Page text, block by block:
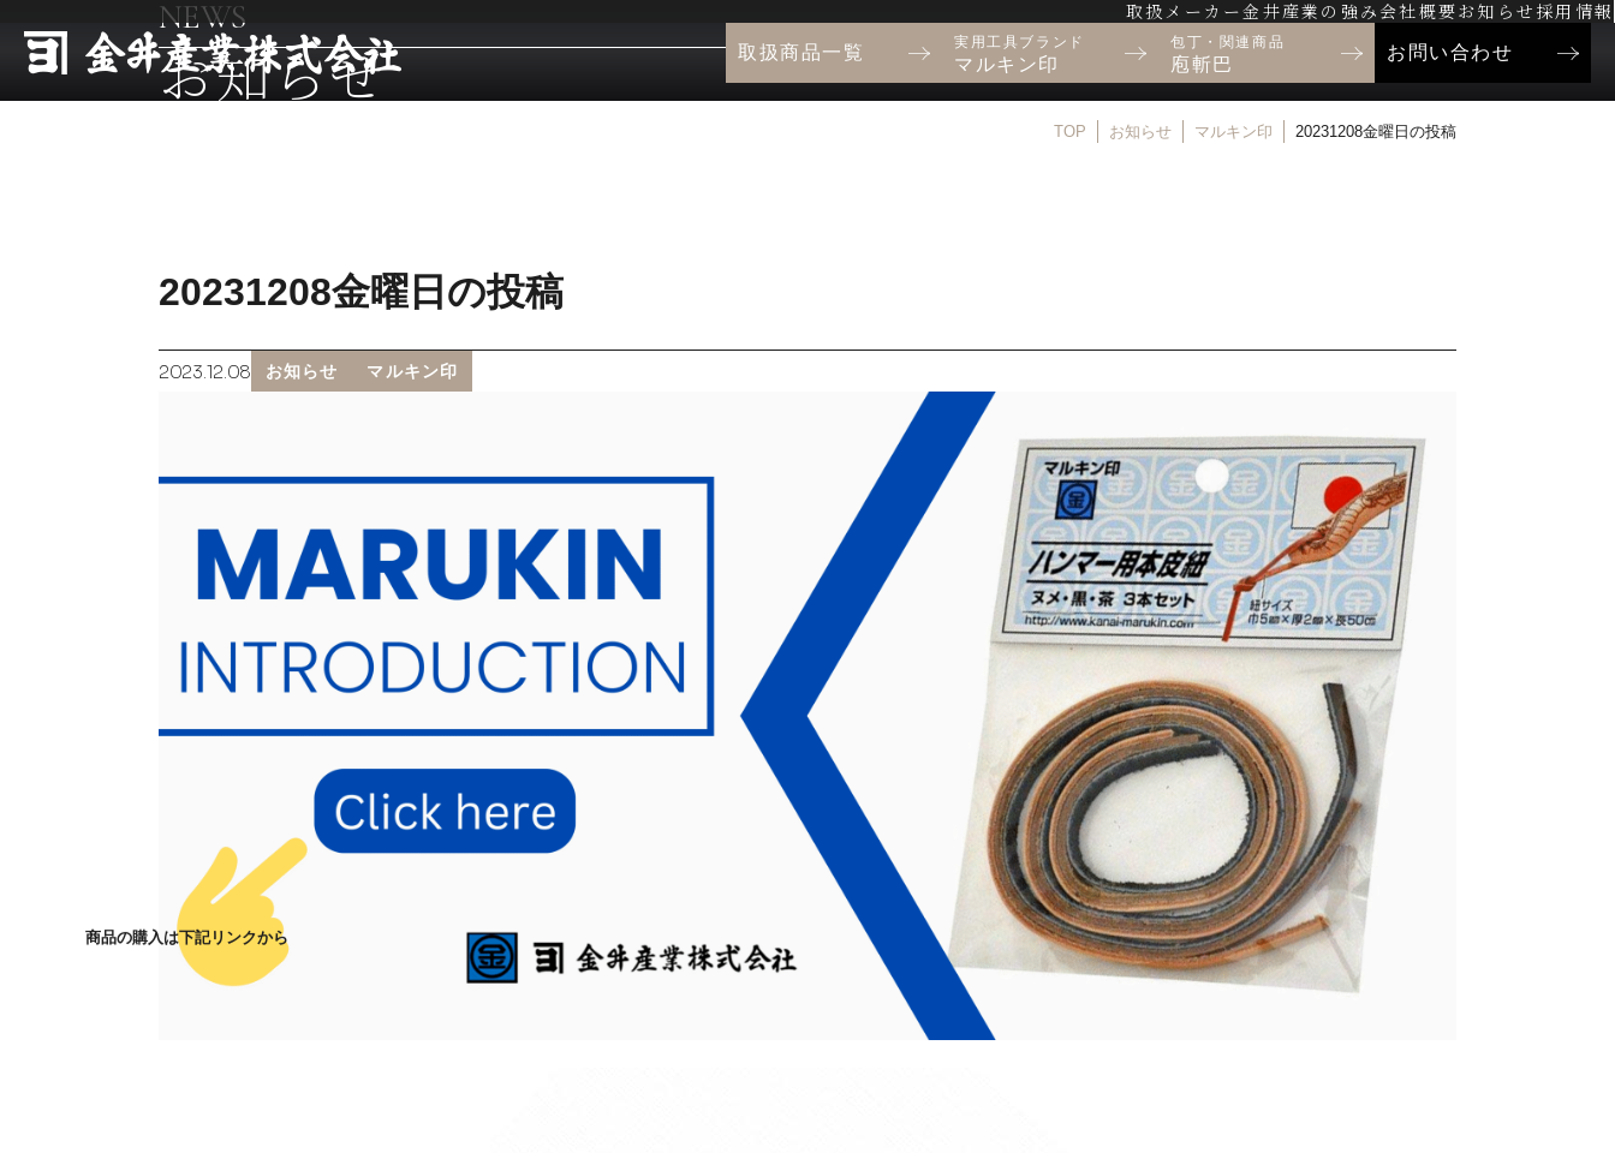
取扱メーカー金井産業の強み 会社概要お知らせ 採用情報
取扱商品一覧 実用工具ブランド
マルキン印
包丁・関連商品
庖斬巴
お問い合わせ
NEWS
お知らせ
TOP お知らせ マルキン印 20231208金曜日の投稿
20231208金曜日の投稿
2023.12.08 お知らせ マルキン印
商品の購入は下記リンクから